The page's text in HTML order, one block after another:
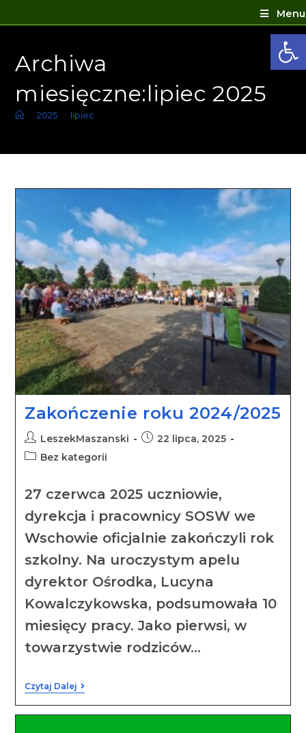
Menu
Archiwa
miesięczne:lipiec 2025
2025 lipiec
Zakończenie roku 2024/2025
LeszekMaszanski
22 lipca, 2025
Bez kategorii
27 czerwca 2025 uczniowie,
dyrekcja i pracownicy SOSW we
Wschowie oficjalnie zakończyli rok
szkolny. Na uroczystym apelu
dyrektor Ośrodka, Lucyna
Kowalczykowska, podsumowała 10
miesięcy pracy. Jako pierwsi, w
towarzystwie rodziców…
Czytaj Dalej